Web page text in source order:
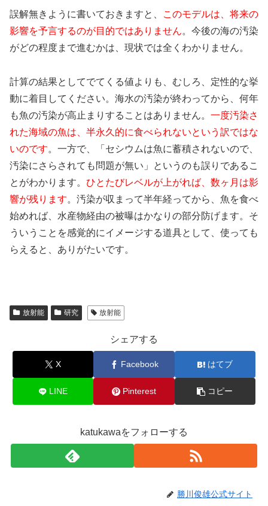
誤解無きように書いておきますと、
このモデルは、将来の
影響を予言するのが目的ではありません。今後の海の汚染
がどの程度まで進むかは、現状では全くわかりません。
計算の結果としてでてくる値よりも、むしろ、定性的な挙
動に着目してください。海水の汚染が終わってから、何年
も魚の汚染が高止まりすることはありません。 一度汚染さ
れた海域の魚は、半永久的に食べられないという訳ではな
いのです。一方で、「セシウムは魚に蓄積されないので、
汚染にさらされても問題が無い」というのも誤りであるこ
とがわかります。 ひとたびレベルが上がれば、数ヶ月は影
響が残ります。汚染が収まって半年経ってから、魚を食べ
始めれば、水産物経由の被曝はかなりの部分防げます。そ
ういうことを感覚的にイメージする道具として、使っても
らえると、ありがたいです。
放射能 研究 放射能
シェアする
X Facebook はてブ
LINE Pinterest コピー
katukawaをフォローする
勝川俊雄公式サイト